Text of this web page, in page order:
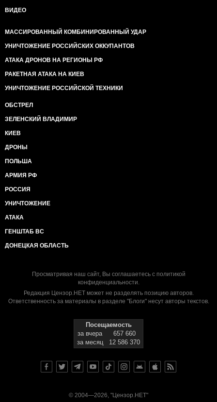
ВИДЕО
МАССИРОВАННЫЙ КОМБИНИРОВАННЫЙ УДАР
УНИЧТОЖЕНИЕ РОССИЙСКИХ ОККУПАНТОВ
АТАКА ДРОНОВ НА РЕГИОНЫ РФ
РАКЕТНАЯ АТАКА НА КИЕВ
УНИЧТОЖЕНИЕ РОССИЙСКОЙ ТЕХНИКИ
ОБСТРЕЛ
ЗЕЛЕНСКИЙ ВЛАДИМИР
КИЕВ
ДРОНЫ
ПОЛЬША
АРМИЯ РФ
РОССИЯ
УНИЧТОЖЕНИЕ
АТАКА
ГЕНШТАБ ВС
ДОНЕЦКАЯ ОБЛАСТЬ
Просматривая наш сайт, Вы соглашаетесь с политикой
конфиденциальности.
Редакция Цензор.НЕТ может не разделять позицию авторов.
Ответственность за материалы в разделе "Блоги" несут авторы текстов.
Посещаемость
за вчера
657 660
за месяц
12 586 370
© 2004—2026, "Цензор.НЕТ"